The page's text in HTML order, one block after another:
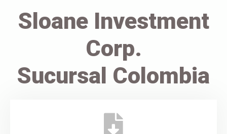
Sloane Investment
Corp.
Sucursal Colombia